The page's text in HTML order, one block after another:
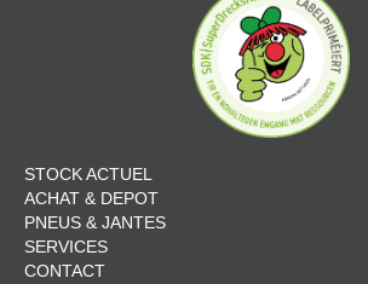
STOCK ACTUEL
ACHAT & DEPOT
PNEUS & JANTES
SERVICES
CONTACT